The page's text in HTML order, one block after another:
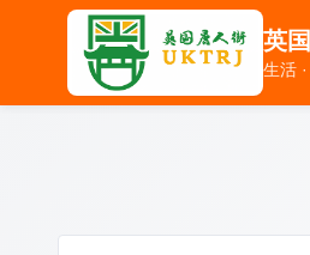
英
生活
英
生活